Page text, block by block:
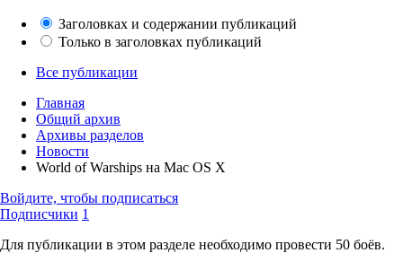
Заголовках и содержании публикаций
Только в заголовках публикаций
Все публикации
Главная
Общий архив
Архивы разделов
Новости
World of Warships на Mac OS X
Войдите, чтобы подписаться
Подписчики 1
Для публикации в этом разделе необходимо провести 50 боёв.